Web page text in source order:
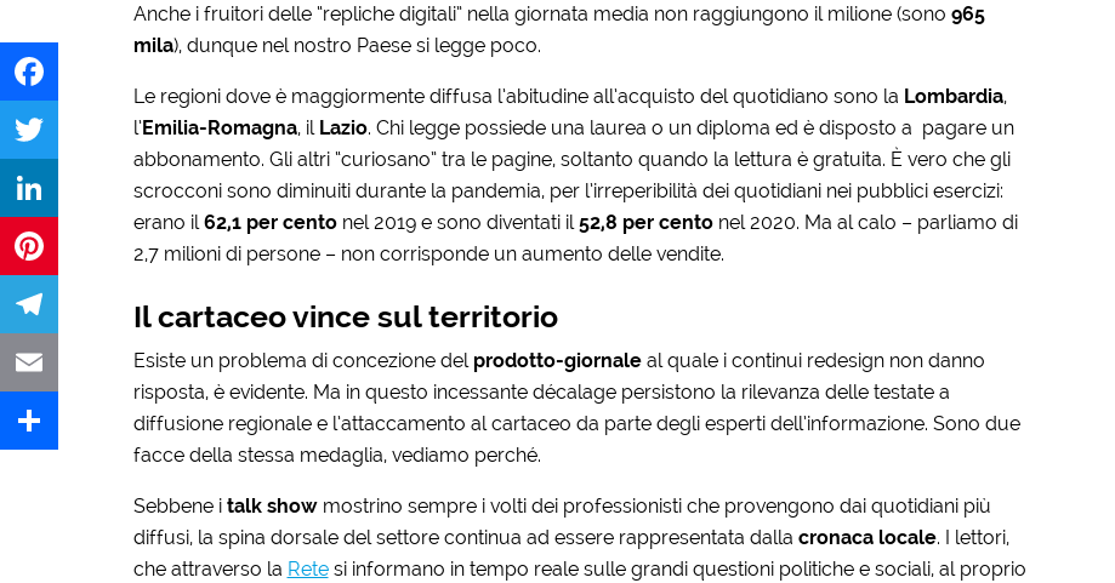
Facebook
Twitter
LinkedIn
Pinterest
Telegram
Email
Anche i fruitori delle “repliche digitali” nella giornata media non raggiungono il milione (sono 965
mila), dunque nel nostro Paese si legge poco.
Le regioni dove è maggiormente diffusa l’abitudine all’acquisto del quotidiano sono la Lombardia,
l’Emilia-Romagna, il Lazio. Chi legge possiede una laurea o un diploma ed è disposto a pagare un
abbonamento. Gli altri “curiosano” tra le pagine, soltanto quando la lettura è gratuita. È vero che gli
scrocconi sono diminuiti durante la pandemia, per l’irreperibilità dei quotidiani nei pubblici esercizi:
erano il 62,1 per cento nel 2019 e sono diventati il 52,8 per centonel 2020. Ma al calo – parliamo di
2,7 milioni di persone – non corrisponde un aumento delle vendite.
Il cartaceo vince sul territorio
Esiste un problema di concezione del prodotto-giornaleal quale i continui redesign non danno
risposta, è evidente. Ma in questo incessante décalage persistono la rilevanza delle testate a
diffusione regionale e l’attaccamento al cartaceo da parte degli esperti dell’informazione. Sono due
facce della stessa medaglia, vediamo perché.
Sebbene i talk showmostrino sempre i volti dei professionisti che provengono dai quotidiani più
diffusi, la spina dorsale del settore continua ad essere rappresentata dalla cronaca locale. I lettori,
che attraverso la Retesi informano in tempo reale sulle grandi questioni politiche e sociali, al proprio